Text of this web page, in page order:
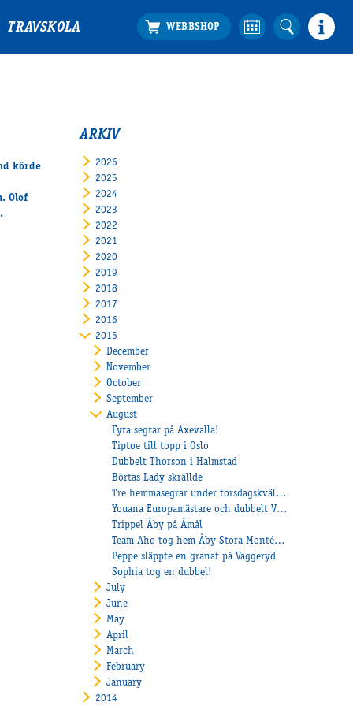
TRAVSKOLA
körde
Olof
ARKIV
2026
2025
2024
2023
2022
2021
2020
2019
2018
2017
2016
2015
December
November
October
September
August
Fyra segrar på Axevalla!
Tiptoe till topp i Oslo
Dubbelt Thorson i Halmstad
Börtas Lady skrällde
Tre hemmasegrar under torsdagskvällen och Sultan C.N. klar för final i Köpenhamn
Youana Europamästare och dubbelt V75 till stall Heiskanen
Trippel Åby på Åmål
Team Aho tog hem Åby Stora Montépris
Peppe släppte en granat på Vaggeryd
Sophia tog en dubbel!
July
June
May
April
March
February
January
2014